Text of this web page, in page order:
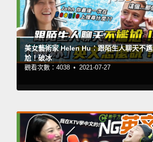
美女藝術家 Helen Hu：跟陌生人聊天不尷
尬！破冰
觀看次數：4038 • 2021-07-27